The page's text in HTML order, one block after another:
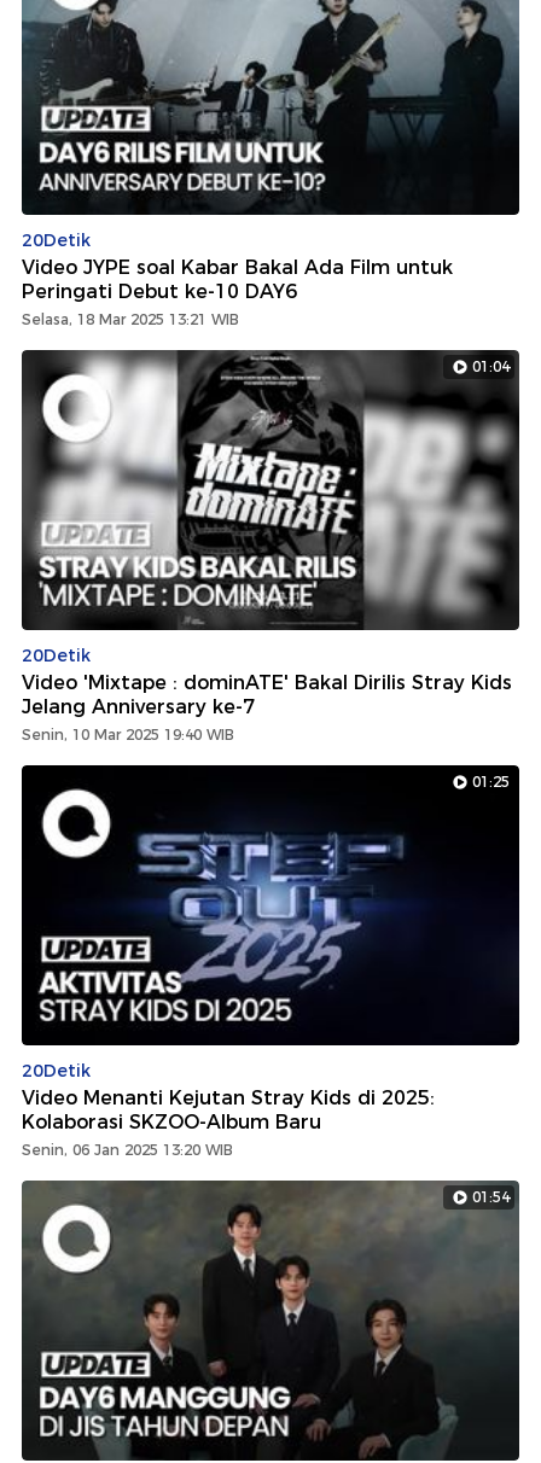
20Detik
Video JYPE soal Kabar Bakal Ada Film untuk
Peringati Debut ke-10 DAY6
Selasa, 18 Mar 2025 13:21 WIB
01:04
20Detik
Video 'Mixtape : dominATE' Bakal Dirilis Stray Kids
Jelang Anniversary ke-7
Senin, 10 Mar 2025 19:40 WIB
01:25
20Detik
Video Menanti Kejutan Stray Kids di 2025:
Kolaborasi SKZOO-Album Baru
Senin, 06 Jan 2025 13:20 WIB
01:54